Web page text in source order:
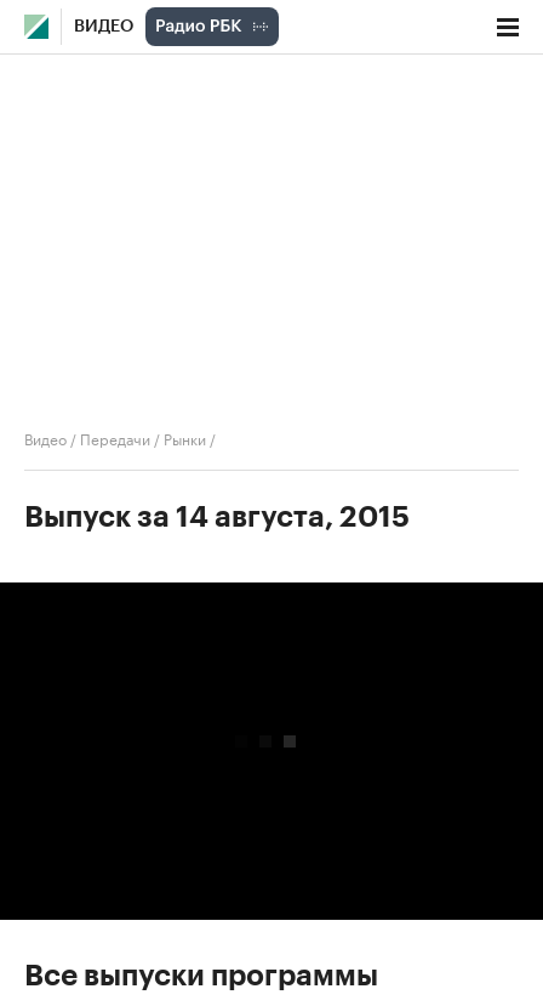
ВИДЕО
Видео / Передачи / Рынки /
Выпуск за 14 августа, 2015
Все выпуски программы